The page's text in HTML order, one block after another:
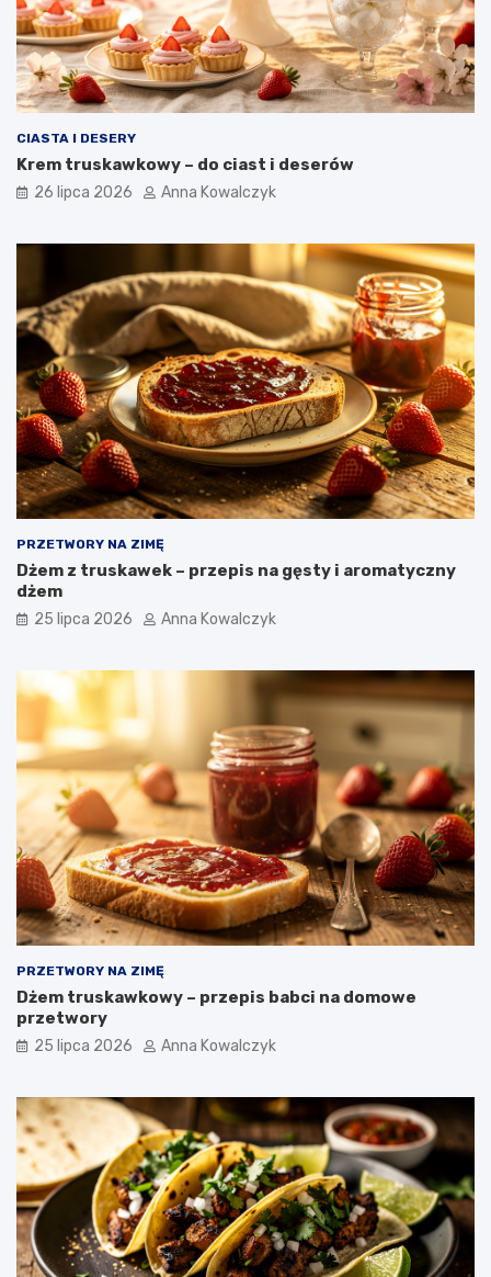
CIASTA I DESERY
Krem truskawkowy – do ciast i deserów
26 lipca 2026 Anna Kowalczyk
PRZETWORY NA ZIMĘ
Dżem z truskawek – przepis na gęsty i aromatyczny
dżem
25 lipca 2026 Anna Kowalczyk
PRZETWORY NA ZIMĘ
Dżem truskawkowy – przepis babci na domowe
przetwory
25 lipca 2026 Anna Kowalczyk